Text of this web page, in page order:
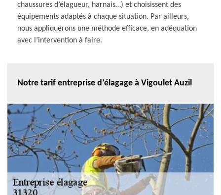
chaussures d’élagueur, harnais…) et choisissent des
équipements adaptés à chaque situation. Par ailleurs,
nous appliquerons une méthode efficace, en adéquation
avec l’intervention à faire.
Notre tarif entreprise d’élagage à Vigoulet Auzil